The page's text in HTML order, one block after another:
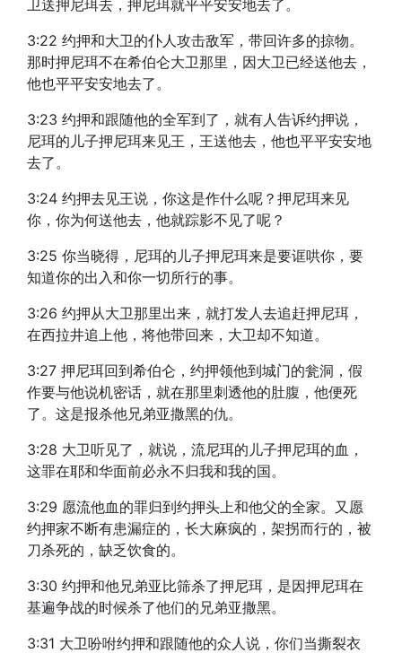
卫送押尼珥去，押尼珥就平平安安地去了。
3:22 约押和大卫的仆人攻击敌军，带回许多的掠物。
那时押尼珥不在希伯仑大卫那里，因大卫已经送他去，
他也平平安安地去了。
3:23 约押和跟随他的全军到了，就有人告诉约押说，
尼珥的儿子押尼珥来见王，王送他去，他也平平安安地
去了。
3:24 约押去见王说，你这是作什么呢？押尼珥来见
你，你为何送他去，他就踪影不见了呢？
3:25 你当晓得，尼珥的儿子押尼珥来是要诓哄你，要
知道你的出入和你一切所行的事。
3:26 约押从大卫那里出来，就打发人去追赶押尼珥，
在西拉井追上他，将他带回来，大卫却不知道。
3:27 押尼珥回到希伯仑，约押领他到城门的瓮洞，假
作要与他说机密话，就在那里刺透他的肚腹，他便死
了。这是报杀他兄弟亚撒黑的仇。
3:28 大卫听见了，就说，流尼珥的儿子押尼珥的血，
这罪在耶和华面前必永不归我和我的国。
3:29 愿流他血的罪归到约押头上和他父的全家。又愿
约押家不断有患漏症的，长大麻疯的，架拐而行的，被
刀杀死的，缺乏饮食的。
3:30 约押和他兄弟亚比筛杀了押尼珥，是因押尼珥在
基遍争战的时候杀了他们的兄弟亚撒黑。
3:31 大卫吩咐约押和跟随他的众人说，你们当撕裂衣